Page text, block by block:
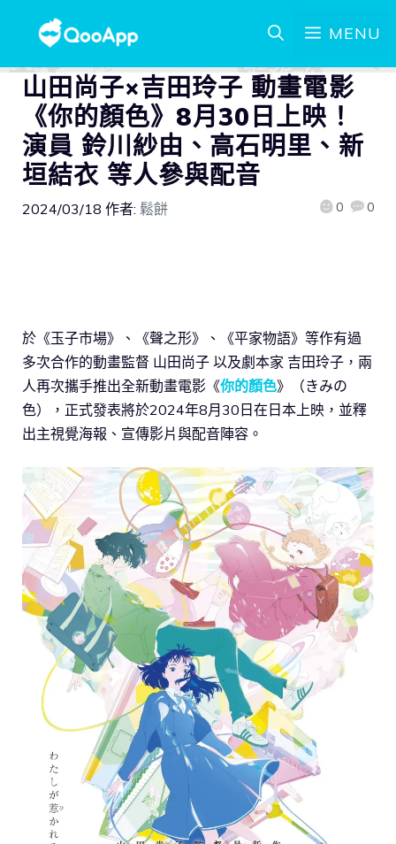
MENU
山田尚子×吉田玲子 動畫電影
《你的顏色》8月30日上映！
演員 鈴川紗由、高石明里、新
垣結衣 等人參與配音
2024/03/18 作者: 鬆餅 0 0
於《玉子市場》、《聲之形》、《平家物語》等作有過
多次合作的動畫監督 山田尚子 以及劇本家 吉田玲子，兩
人再次攜手推出全新動畫電影《你的顏色》（きみの
色），正式發表將於2024年8月30日在日本上映，並釋
出主視覺海報、宣傳影片與配音陣容。